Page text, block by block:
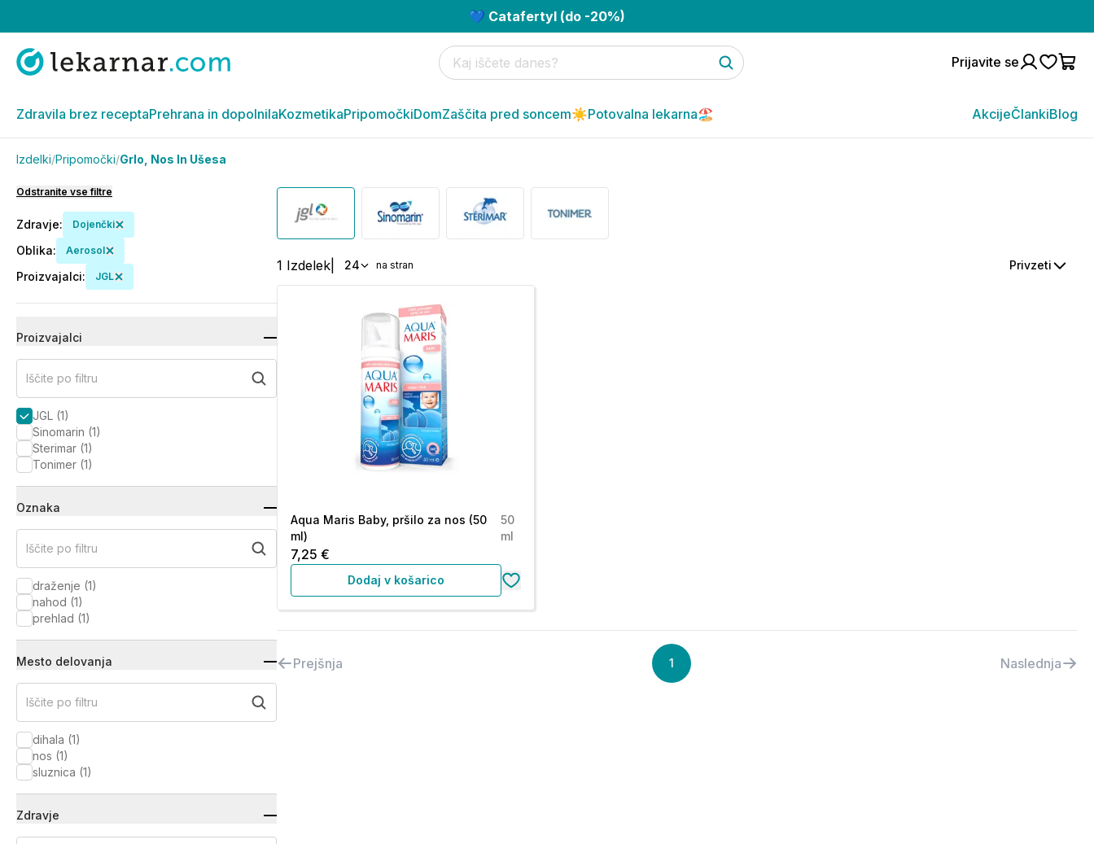
💙 Catafertyl (do -20%)
Prijavite se
Zdravila brez receptaPrehrana in dopolnilaKozmetikaPripomočkiDomZaščita pred soncem☀️Potovalna lekarna🏖️ AkcijeČlankiBlog
Izdelki/Pripomočki/Grlo, Nos In Ušesa
Odstranite vse filtre
Zdravje: Dojenčki
Oblika: Aerosol
Proizvajalci: JGL
Proizvajalci
Iščite po filtru
JGL (1)
Sinomarin (1)
Sterimar (1)
Tonimer (1)
Oznaka
Iščite po filtru
draženje (1)
nahod (1)
prehlad (1)
Mesto delovanja
Iščite po filtru
dihala (1)
nos (1)
sluznica (1)
Zdravje
1 Izdelek 24 na stran Privzeti
Aqua Maris Baby, pršilo za nos (50
ml)
50
ml
7,25 €
Dodaj v košarico
Prejšnja 1 Naslednja